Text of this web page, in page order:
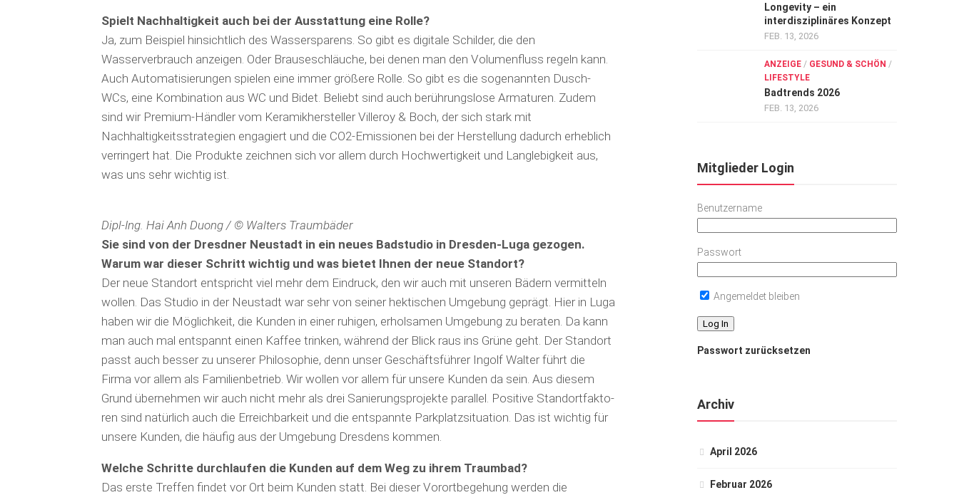
Spielt Nachhaltigkeit auch bei der Ausstattung eine Rolle?
Ja, zum Beispiel hinsichtlich des Wassersparens. So gibt es digitale Schilder, die den
Wasserverbrauch anzeigen. Oder Brauseschläuche, bei denen man den Volumenfluss regeln kann.
Auch Automatisierungen spielen eine immer größere Rolle. So gibt es die sogenannten Dusch-
WCs, eine Kombination aus WC und Bidet. Beliebt sind auch berührungslose Armaturen. Zudem
sind wir Premium-Händler vom Keramikhersteller Villeroy & Boch, der sich stark mit
Nachhaltigkeitsstrategien engagiert und die CO2-Emissionen bei der Herstellung dadurch erheblich
verringert hat. Die Produkte zeichnen sich vor allem durch Hochwertigkeit und Langlebigkeit aus,
was uns sehr wichtig ist.
Dipl-Ing. Hai Anh Duong / © Walters Traumbäder
Sie sind von der Dresdner Neustadt in ein neues Badstudio in Dresden-Luga gezogen.
Warum war dieser Schritt wichtig und was bietet Ihnen der neue Standort?
Der neue Standort entspricht viel mehr dem Ein­druck, den wir auch mit unseren Bädern vermitteln
wollen. Das Studio in der Neustadt war sehr von seiner hektischen Umgebung geprägt. Hier in Luga
haben wir die Möglichkeit, die Kunden in einer ruhigen, erholsamen Umgebung zu beraten. Da kann
man auch mal entspannt einen Kaffee trinken, während der Blick raus ins Grüne geht. Der Standort
passt auch besser zu unserer Philosophie, denn unser Geschäftsführer Ingolf Walter führt die
Firma vor allem als Familienbetrieb. Wir wollen vor allem für unsere Kunden da sein. Aus diesem
Grund übernehmen wir auch nicht mehr als drei Sanierungsprojekte parallel. Positive Standort­fakto­
ren sind natürlich auch die Erreichbarkeit und die entspannte Parkplatzsituation. Das ist wichtig für
unsere Kunden, die häufig aus der Umgebung Dresdens kommen.
Welche Schritte durchlaufen die Kunden auf dem Weg zu ihrem Traumbad?
Das erste Treffen findet vor Ort beim Kunden statt. Bei dieser Vorortbegehung werden die
Longevity – ein
interdisziplinäres Konzept
FEB. 13, 2026
ANZEIGE / GESUND & SCHÖN /
LIFESTYLE
Badtrends 2026
FEB. 13, 2026
Mitglieder Login
Benutzername
Passwort
Angemeldet bleiben
Passwort zurücksetzen
Archiv
April 2026
Februar 2026